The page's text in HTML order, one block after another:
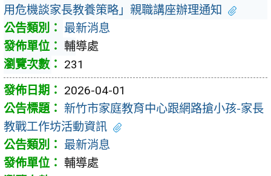
用危機談家長教養策略」親職講座辦理通知
最新消息
輔導處
231
2026-04-01
新竹市家庭教育中心跟網路搶小孩-家長
教戰工作坊活動資訊
最新消息
輔導處